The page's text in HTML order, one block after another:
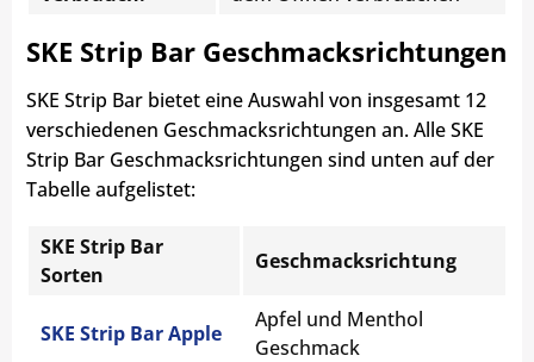
SKE Strip Bar Geschmacksrichtungen
SKE Strip Bar bietet eine Auswahl von insgesamt 12
verschiedenen Geschmacksrichtungen an. Alle SKE
Strip Bar Geschmacksrichtungen sind unten auf der
Tabelle aufgelistet:
SKE Strip Bar
Sorten
Geschmacksrichtung
SKE Strip Bar Apple
Apfel und Menthol
Geschmack